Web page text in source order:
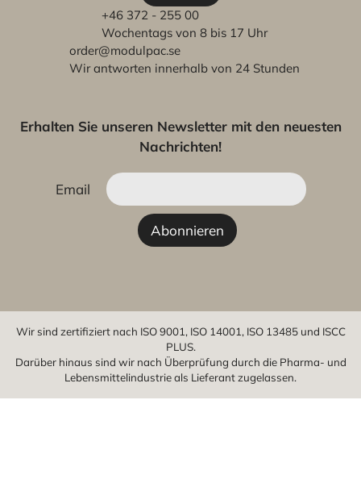
+46 372 - 255 00
Wochentags von 8 bis 17 Uhr
order@modulpac.se
Wir antworten innerhalb von 24 Stunden
Erhalten Sie unseren Newsletter mit den neuesten
Nachrichten!
Email
Wir sind zertifiziert nach ISO 9001, ISO 14001, ISO 13485 und ISCC
PLUS.
Darüber hinaus sind wir nach Überprüfung durch die Pharma- und
Lebensmittelindustrie als Lieferant zugelassen.